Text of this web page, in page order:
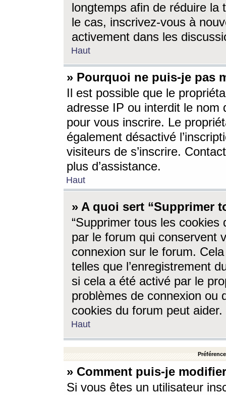
longtemps afin de réduire la
le cas, inscrivez-vous à
activement dans les
Haut
» Pourquoi ne puis-je pas
Il est possible que le
adresse IP ou interdit le nom
pour vous inscrire. Le
également désactivé
visiteurs de s’inscrire.
plus d’assistance.
Haut
» A quoi sert “Supprimer
“Supprimer tous les cookies
par le forum qui conservent
connexion sur le forum.
telles que l’enregistrement
si cela a été activé par le
problèmes de connexion ou
cookies du forum peut aider.
Haut
» Comment puis-je
Si vous êtes un utilisateur